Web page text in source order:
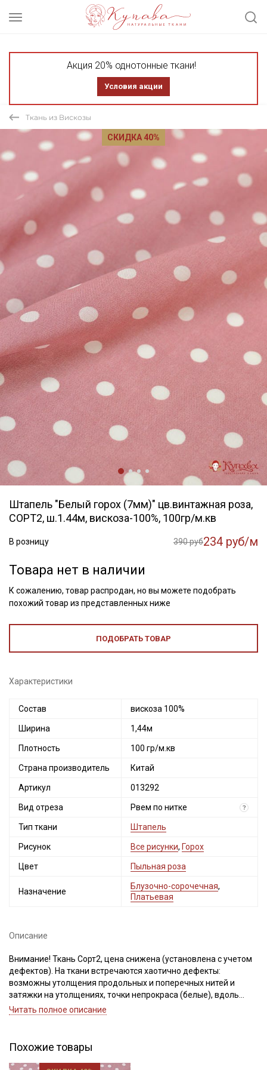
Акция 20% однотонные ткани!
Условия акции
Ткань из Вискозы
СКИДКА 40%
Штапель "Белый горох (7мм)" цв.винтажная роза,
СОРТ2, ш.1.44м, вискоза-100%, 100гр/м.кв
В розницу 390 руб234 руб/м
Товара нет в наличии
К сожалению, товар распродан, но вы можете подобрать
похожий товар из представленных ниже
ПОДОБРАТЬ ТОВАР
Характеристики
Состав вискоза 100%
Ширина 1,44м
Плотность 100 гр/м.кв
Страна производитель Китай
Артикул 013292
Вид отреза Рвем по нитке ?
Тип ткани Штапель
Рисунок Все рисунки, Горох
Цвет Пыльная роза
Назначение
Блузочно-сорочечная,
Платьевая
Описание
Внимание! Ткань Сорт2, цена снижена (установлена с учетом
дефектов). На ткани встречаются хаотично дефекты:
возможны утолщения продольных и поперечных нитей и
затяжки на утолщениях, точки непрокраса (белые), вдоль
кромки встречаются еле заметные белесые полосы, ширина
это допустимо. Просим учитывать это при заказе.
Штапель - это струящийся материал из 100% вискозы, нежный
Читать полное описание
Похожие товары
Мы публикуем здесь дополнительные
промокоды и скидки до 30% на узкие
категории тканей
Электронная почта
Подписаться